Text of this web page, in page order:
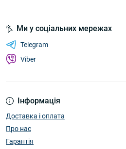
Інформація
Доставка і оплата
Про нас
Гарантія
Ми у соціальних мережах
Telegram
Viber